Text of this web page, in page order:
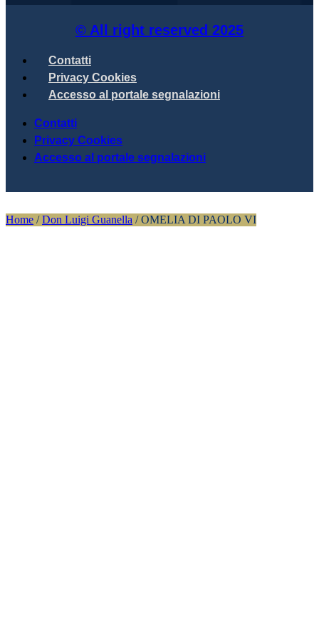
Home /Don Luigi Guanella /OMELIA DI PAOLO VI
© All right reserved 2025
Contatti
Privacy Cookies
Accesso al portale segnalazioni
Contatti
Privacy Cookies
Accesso al portale segnalazioni